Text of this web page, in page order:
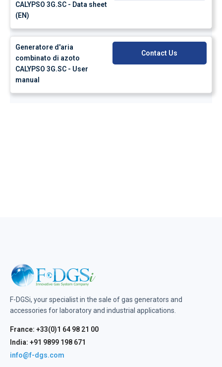
CALYPSO 3G.SC - Data sheet
(EN)
Generatore d'aria
combinato di azoto
CALYPSO 3G.SC - User
manual
Contact Us
F-DGSi, your specialist in the sale of gas generators and
accessories for laboratory and industrial applications.
France: +33(0)1 64 98 21 00
India: +91 9899 198 671
info@f-dgs.com